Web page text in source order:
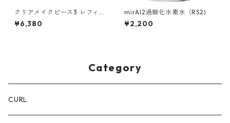
クリアメイクピース3 レフィル
（1000g）
¥6,380
mirAI2過酸化水素水（RS2)
¥2,200
Category
CURL